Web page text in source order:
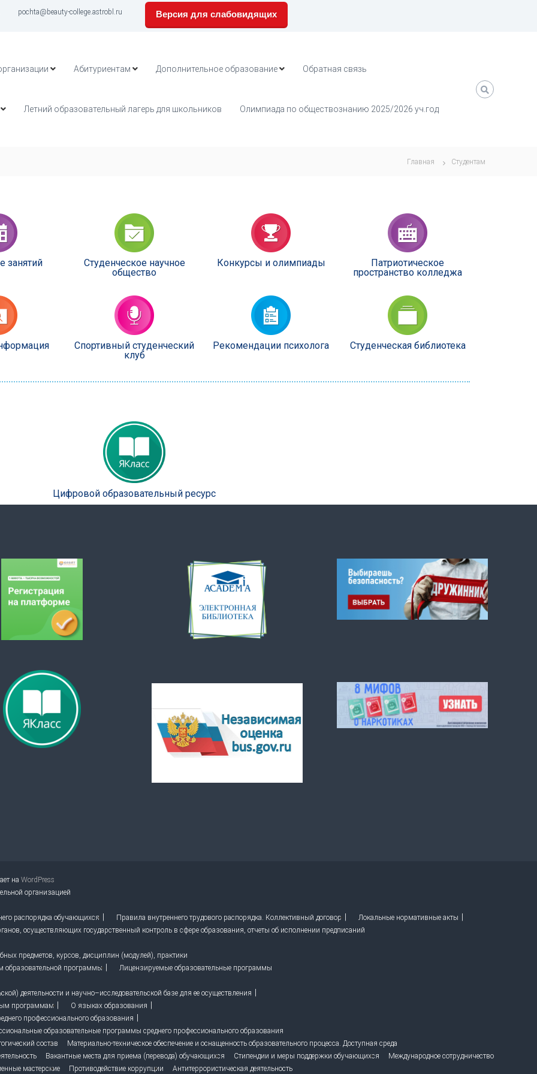
pochta@beauty-college.astrobl.ru Версия для слабовидящих
Абитуриентам Дополнительное образование Обратная связь
Летний образовательный лагерь для школьников Олимпиада по обществознанию 2025/2026 уч.год
Главная Студентам
занятий
Студенческое научное
общество
Конкурсы и олимпиады
Патриотическое
пространство колледжа
Спортивный студенческий
клуб
Рекомендации психолога Студенческая библиотека
Цифровой образовательный ресурс
на WordPress
организацией
распорядка обучающихся Правила внутреннего трудового распорядка. Коллективный договор
Локальные нормативные акты
осуществляющих государственный контроль в сфере образования, отчеты об исполнении предписаний
предметов, курсов, дисциплин (модулей), практики
образовательной программы
Лицензируемые образовательные программы
деятельности и научно–исследовательской базе для ее осуществления
программам
О языках образования
профессионального образования
образовательные программы среднего профессионального образования
состав
Материально-техническое обеспечение и оснащенность образовательного процесса. Доступная среда
Вакантные места для приема (перевода) обучающихся Стипендии и меры поддержки обучающихся
Международное сотрудничество
мастерские Противодействие коррупции Антитеррористическая деятельность